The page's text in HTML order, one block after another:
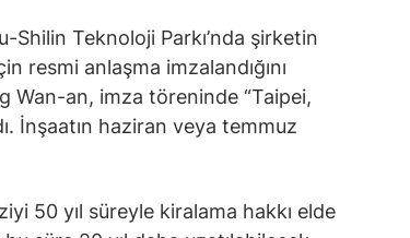
Teknoloji Parkı’nda şirketin
resmi anlaşma imzalandığını
Wan-an, imza töreninde “Taipei,
İnşaatın haziran veya temmuz
50 yıl süreyle kiralama hakkı elde